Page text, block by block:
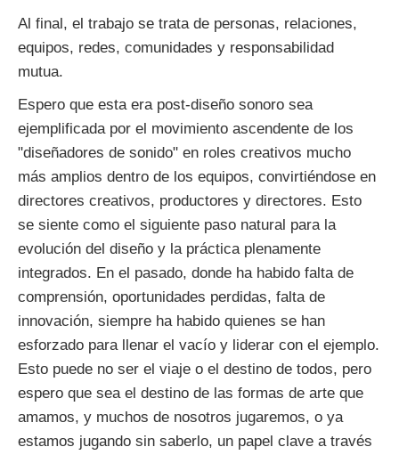
Al final, el trabajo se trata de personas, relaciones,
equipos, redes, comunidades y responsabilidad
mutua.
Espero que esta era post-diseño sonoro sea
ejemplificada por el movimiento ascendente de los
"diseñadores de sonido" en roles creativos mucho
más amplios dentro de los equipos, convirtiéndose en
directores creativos, productores y directores. Esto
se siente como el siguiente paso natural para la
evolución del diseño y la práctica plenamente
integrados. En el pasado, donde ha habido falta de
comprensión, oportunidades perdidas, falta de
innovación, siempre ha habido quienes se han
esforzado para llenar el vacío y liderar con el ejemplo.
Esto puede no ser el viaje o el destino de todos, pero
espero que sea el destino de las formas de arte que
amamos, y muchos de nosotros jugaremos, o ya
estamos jugando sin saberlo, un papel clave a través